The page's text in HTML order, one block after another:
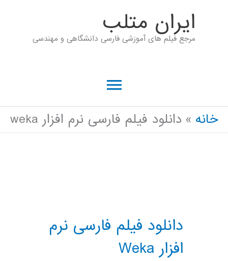
ايران متلب
مرجع فیلم های آموزشی فارسی دانشگاهی و مهندسی
فهرست
اصلی
خانه دانلود فیلم فارسی نرم افزار weka
دانلود فیلم فارسی نرم
افزار Weka